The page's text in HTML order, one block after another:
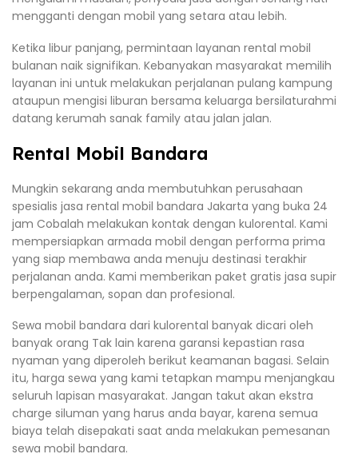
mengganti dengan mobil yang setara atau lebih.
Ketika libur panjang, permintaan layanan rental mobil
bulanan naik signifikan. Kebanyakan masyarakat memilih
layanan ini untuk melakukan perjalanan pulang kampung
ataupun mengisi liburan bersama keluarga bersilaturahmi
datang kerumah sanak family atau jalan jalan.
Rental Mobil Bandara
Mungkin sekarang anda membutuhkan perusahaan
spesialis jasa rental mobil bandara Jakarta yang buka 24
jam Cobalah melakukan kontak dengan kulorental. Kami
mempersiapkan armada mobil dengan performa prima
yang siap membawa anda menuju destinasi terakhir
perjalanan anda. Kami memberikan paket gratis jasa supir
berpengalaman, sopan dan profesional.
Sewa mobil bandara dari kulorental banyak dicari oleh
banyak orang Tak lain karena garansi kepastian rasa
nyaman yang diperoleh berikut keamanan bagasi. Selain
itu, harga sewa yang kami tetapkan mampu menjangkau
seluruh lapisan masyarakat. Jangan takut akan ekstra
charge siluman yang harus anda bayar, karena semua
biaya telah disepakati saat anda melakukan pemesanan
sewa mobil bandara.